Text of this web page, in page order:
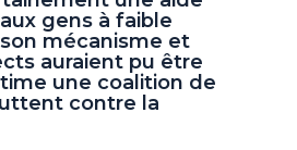
gens à faible
mécanisme et
auraient pu être
une coalition de
contre la